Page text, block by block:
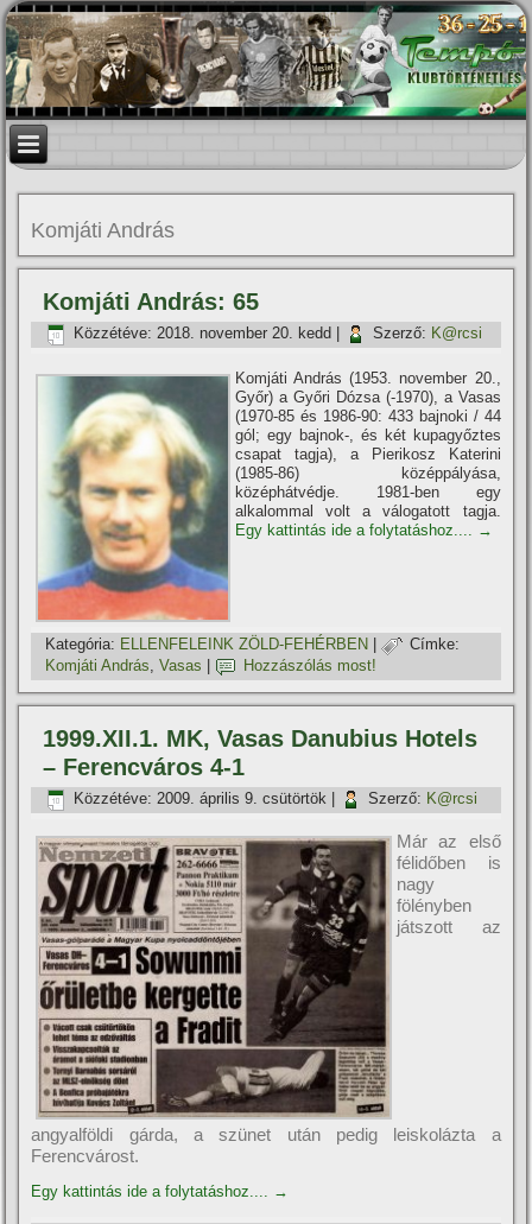
Komjáti András
Komjáti András: 65
Közzétéve: 2018. november 20. kedd Szerző: K@rcsi
Komjáti András (1953. november 20.,
Győr) a Győri Dózsa (-1970), a Vasas
(1970-85 és 1986-90: 433 bajnoki / 44
gól; egy bajnok-, és két kupagyőztes
csapat tagja), a Pierikosz Katerini
(1985-86) középpályása,
középhátvédje. 1981-ben egy
alkalommal volt a válogatott tagja.
Egy kattintás ide a folytatáshoz.... →
Kategória: ELLENFELEINK ZÖLD-FEHÉRBEN |
Címke:
Komjáti András,Vasas Hozzászólás most!
1999.XII.1. MK, Vasas Danubius Hotels
– Ferencváros 4-1
Közzétéve: 2009. április 9. csütörtök Szerző: K@rcsi
Már az első
félidőben is
nagy
fölényben
játszott az
angyalföldi gárda, a szünet után pedig leiskolázta a
Ferencvárost.
Egy kattintás ide a folytatáshoz.... →